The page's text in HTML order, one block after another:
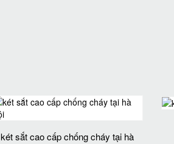
két sắt cao cấp chống cháy tại hà